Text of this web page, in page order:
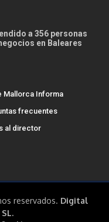
a 356 personas
en Baleares
Mallorca Informa
frecuentes
al director
reservados. Digital